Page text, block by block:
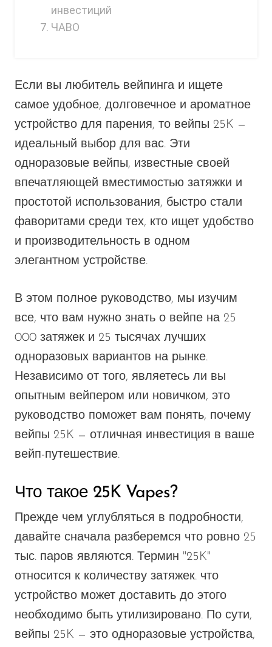
инвестиций
ЧАВО
Если вы любитель вейпинга и ищете
самое удобное, долговечное и ароматное
устройство для парения, то вейпы 25K —
идеальный выбор для вас. Эти
одноразовые вейпы, известные своей
впечатляющей вместимостью затяжки и
простотой использования, быстро стали
фаворитами среди тех, кто ищет удобство
и производительность в одном
элегантном устройстве.
В этом полное руководство, мы изучим
все, что вам нужно знать о вейпе на 25
000 затяжек и 25 тысячах лучших
одноразовых вариантов на рынке.
Независимо от того, являетесь ли вы
опытным вейпером или новичком, это
руководство поможет вам понять, почему
вейпы 25K — отличная инвестиция в ваше
вейп-путешествие.
Что такое 25K Vapes?
Прежде чем углубляться в подробности,
давайте сначала разберемся что ровно 25
тыс. паров являются. Термин "25K"
относится к количеству затяжек. что
устройство может доставить до этого
необходимо быть утилизировано. По сути,
вейпы 25K — это одноразовые устройства,